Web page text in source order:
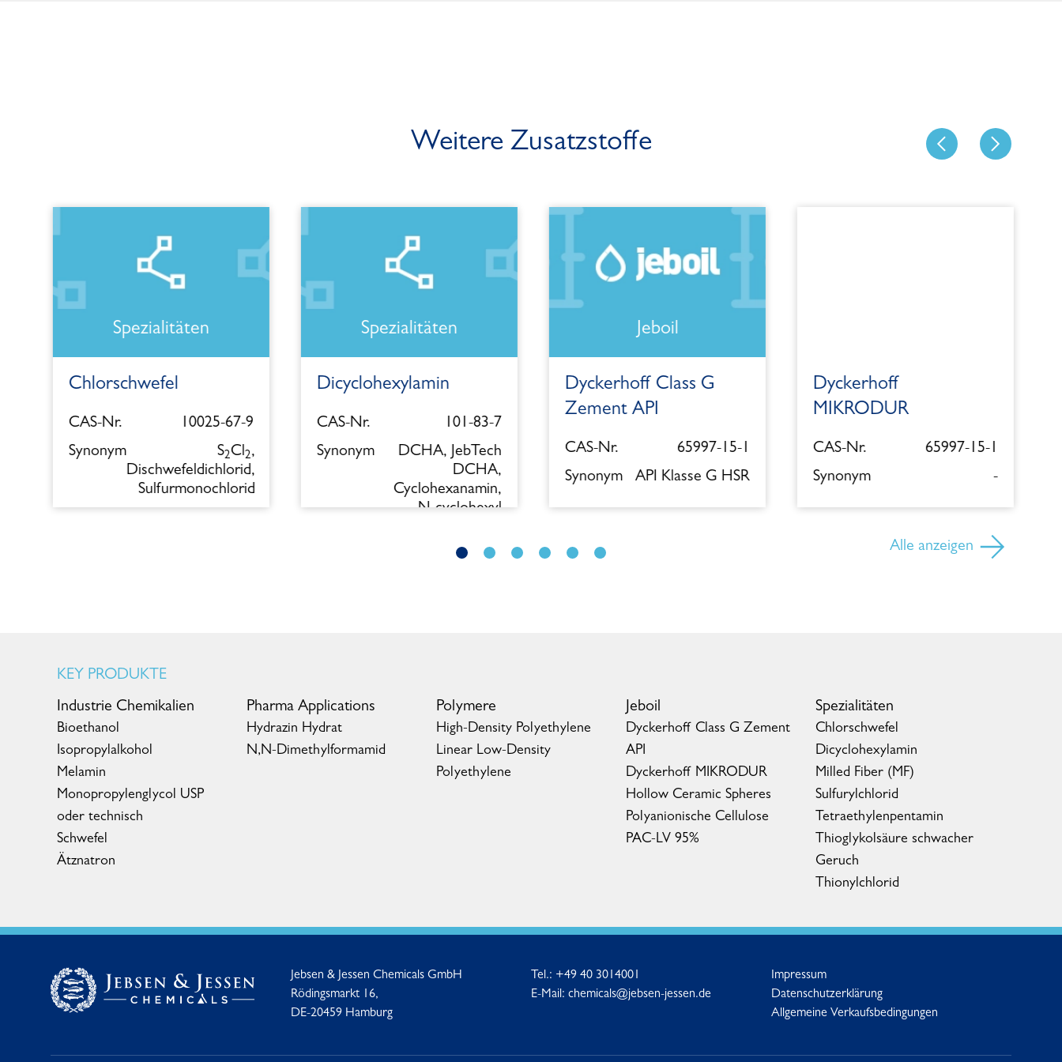
Weitere Zusatzstoffe
Spezialitäten
Chlorschwefel
CAS-Nr.
10025-67-9
Synonym
S2Cl2,
Dischwefeldichlorid,
Sulfurmonochlorid
Spezialitäten
Dicyclohexylamin
CAS-Nr.
101-83-7
Synonym
DCHA, JebTech
DCHA,
Cyclohexanamin,
N-cyclohexyl
Jeboil
Dyckerhoff Class G
Zement API
CAS-Nr.
65997-15-1
Synonym
API Klasse G HSR
Dyckerhoff
MIKRODUR
CAS-Nr.
65997-15-1
Synonym
-
Alle anzeigen
KEY PRODUKTE
Industrie Chemikalien
Bioethanol
Isopropylalkohol
Melamin
Monopropylenglycol USP
oder technisch
Schwefel
Ätznatron
Pharma Applications
Hydrazin Hydrat
N,N-Dimethylformamid
Polymere
High-Density Polyethylene
Linear Low-Density
Polyethylene
Jeboil
Dyckerhoff Class G Zement
API
Dyckerhoff MIKRODUR
Hollow Ceramic Spheres
Polyanionische Cellulose
PAC-LV 95%
Spezialitäten
Chlorschwefel
Dicyclohexylamin
Milled Fiber (MF)
Sulfurylchlorid
Tetraethylenpentamin
Thioglykolsäure schwacher
Geruch
Thionylchlorid
Jebsen & Jessen Chemicals GmbH
Rödingsmarkt 16,
DE-20459 Hamburg
Tel.: +49 40 3014001
E-Mail: chemicals@jebsen-jessen.de
Impressum
Datenschutzerklärung
Allgemeine Verkaufsbedingungen